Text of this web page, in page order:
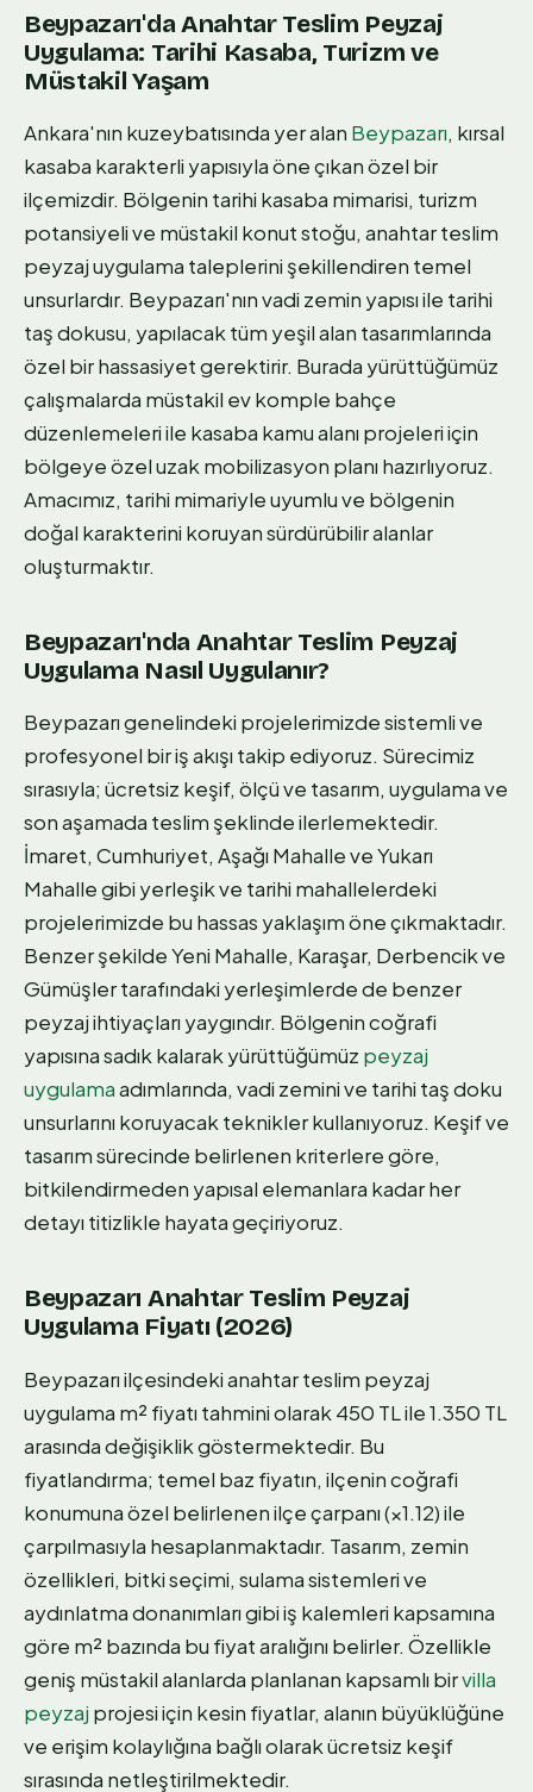
Beypazarı'da Anahtar Teslim Peyzaj
Uygulama: Tarihi Kasaba, Turizm ve
Müstakil Yaşam
Ankara'nın kuzeybatısında yer alan Beypazarı, kırsal
kasaba karakterli yapısıyla öne çıkan özel bir
ilçemizdir. Bölgenin tarihi kasaba mimarisi, turizm
potansiyeli ve müstakil konut stoğu, anahtar teslim
peyzaj uygulama taleplerini şekillendiren temel
unsurlardır. Beypazarı'nın vadi zemin yapısı ile tarihi
taş dokusu, yapılacak tüm yeşil alan tasarımlarında
özel bir hassasiyet gerektirir. Burada yürüttüğümüz
çalışmalarda müstakil ev komple bahçe
düzenlemeleri ile kasaba kamu alanı projeleri için
bölgeye özel uzak mobilizasyon planı hazırlıyoruz.
Amacımız, tarihi mimariyle uyumlu ve bölgenin
doğal karakterini koruyan sürdürübilir alanlar
oluşturmaktır.
Beypazarı'nda Anahtar Teslim Peyzaj
Uygulama Nasıl Uygulanır?
Beypazarı genelindeki projelerimizde sistemli ve
profesyonel bir iş akışı takip ediyoruz. Sürecimiz
sırasıyla; ücretsiz keşif, ölçü ve tasarım, uygulama ve
son aşamada teslim şeklinde ilerlemektedir.
İmaret, Cumhuriyet, Aşağı Mahalle ve Yukarı
Mahalle gibi yerleşik ve tarihi mahallelerdeki
projelerimizde bu hassas yaklaşım öne çıkmaktadır.
Benzer şekilde Yeni Mahalle, Karaşar, Derbencik ve
Gümüşler tarafındaki yerleşimlerde de benzer
peyzaj ihtiyaçları yaygındır. Bölgenin coğrafi
yapısına sadık kalarak yürüttüğümüz peyzaj
uygulamaadımlarında, vadi zemini ve tarihi taş doku
unsurlarını koruyacak teknikler kullanıyoruz. Keşif ve
tasarım sürecinde belirlenen kriterlere göre,
bitkilendirmeden yapısal elemanlara kadar her
detayı titizlikle hayata geçiriyoruz.
Beypazarı Anahtar Teslim Peyzaj
Uygulama Fiyatı (2026)
Beypazarı ilçesindeki anahtar teslim peyzaj
uygulama m² fiyatı tahmini olarak 450 TL ile 1.350 TL
arasında değişiklik göstermektedir. Bu
fiyatlandırma; temel baz fiyatın, ilçenin coğrafi
konumuna özel belirlenen ilçe çarpanı (×1.12) ile
çarpılmasıyla hesaplanmaktadır. Tasarım, zemin
özellikleri, bitki seçimi, sulama sistemleri ve
aydınlatma donanımları gibi iş kalemleri kapsamına
göre m² bazında bu fiyat aralığını belirler. Özellikle
geniş müstakil alanlarda planlanan kapsamlı birvilla
peyzaj projesi için kesin fiyatlar, alanın büyüklüğüne
ve erişim kolaylığına bağlı olarak ücretsiz keşif
sırasında netleştirilmektedir.